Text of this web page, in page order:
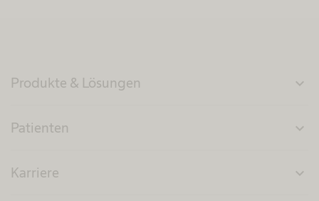
Produkte & Lösungen expand_more
Patienten expand_more
Karriere expand_more